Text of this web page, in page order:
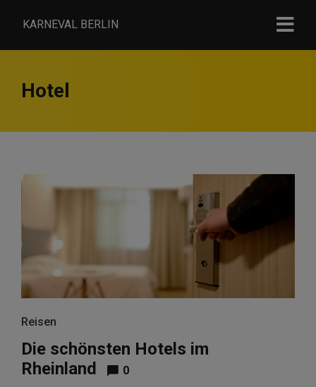
KARNEVAL BERLIN
Hotel
Reisen
Die schönsten Hotels im
Rheinland
0